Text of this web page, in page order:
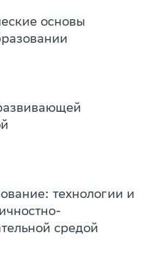
основы
технологии и
средой